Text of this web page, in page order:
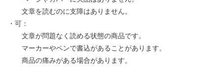
文章を読むのに支障はありません。
・可：
文章が問題なく読める状態の商品です。
マーカーやペンで書込があることがあります。
商品の痛みがある場合があります。